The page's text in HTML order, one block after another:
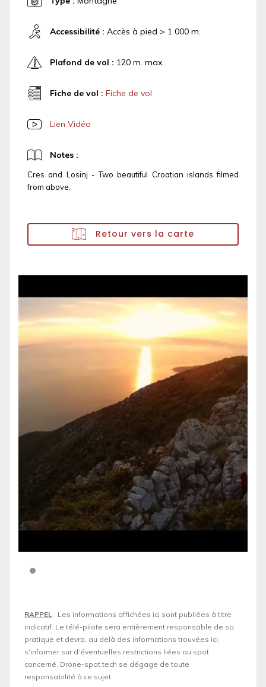
Accessibilité : Accès à pied > 1 000 m.
Plafond de vol : 120 m. max.
Fiche de vol : Fiche de vol
Lien Vidéo
Notes :
Cres and Losinj - Two beautiful Croatian islands filmed
from above.
Retour vers la carte
RAPPEL : Les informations affichées ici sont publiées à titre
indicatif. Le télé-pilote sera entièrement responsable de sa
pratique et devra, au delà des informations trouvées ici,
s'informer sur d’éventuelles restrictions liées au spot
concerné. Drone-spot.tech se dégage de toute
responsabilité à ce sujet.